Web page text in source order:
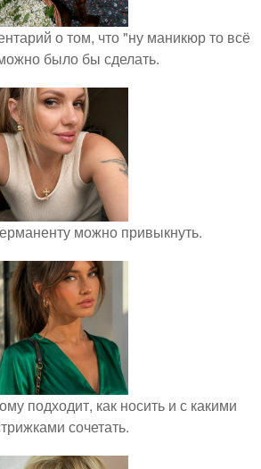
о том, что "ну маникюр то всё
было бы сделать.
можно привыкнуть.
подходит, как носить и с какими
сочетать.